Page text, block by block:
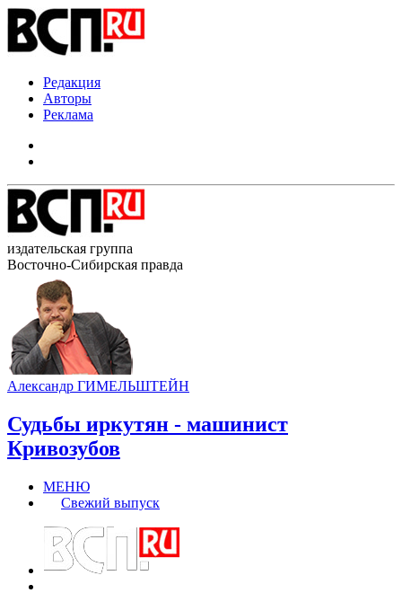
Редакция
Авторы
Реклама
издательская группа
Восточно-Сибирская правда
Александр ГИМЕЛЬШТЕЙН
Судьбы иркутян - машинист
Кривозубов
МЕНЮ
Свежий выпуск